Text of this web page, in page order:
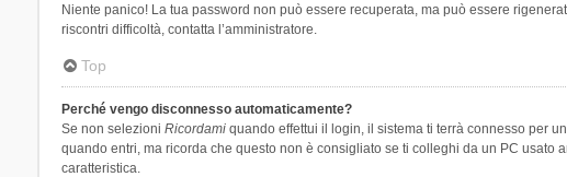
Niente panico! La tua password non può essere recuperata, ma può essere
riscontri difficoltà, contatta l’amministratore.
Top
Perché vengo disconnesso automaticamente?
Se non selezioni Ricordamiquando effettui il login, il sistema ti terrà connesso per
quando entri, ma ricorda che questo non è consigliato se ti colleghi da un PC
caratteristica.